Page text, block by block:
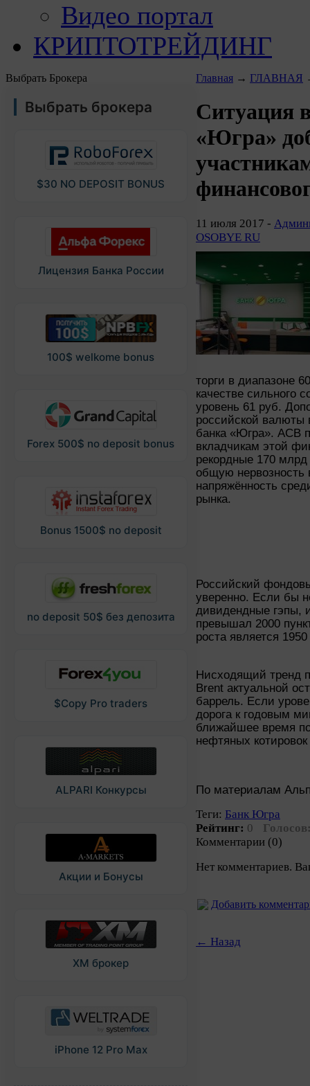
Видео портал
КРИПТОТРЕЙДИНГ
Выбрать Брокера
Выбрать брокера
$30 NO DEPOSIT BONUS
Лицензия Банка России
100$ welkome bonus
Forex 500$ no deposit bonus
Bonus 1500$ no deposit
no deposit 50$ без депозита
$Copy Pro traders
ALPARI Конкурсы
Акции и Бонусы
XM брокер
iPhone 12 Pro Max
Главная → ГЛАВНАЯ
Ситуация
«Югра»
11 июля 2017 -
OSOBYE RU
торги в диапазоне
качестве сильного
уровень 61 руб.
российской валюты
банка «Югра». АСВ
вкладчикам этой
рекордные 170
общую нервозность
напряжённость
рынка.
Российский
уверенно. Если бы
дивидендные гэпы,
превышал 2000
роста является 1950
Нисходящий тренд
Brent актуальной
баррель. Если
дорога к годовым
ближайшее время
нефтяных
По материалам
Теги: Банк Югра
Рейтинг: 0
Комментарии (0)
Нет комментариев.
Добавить
← Назад